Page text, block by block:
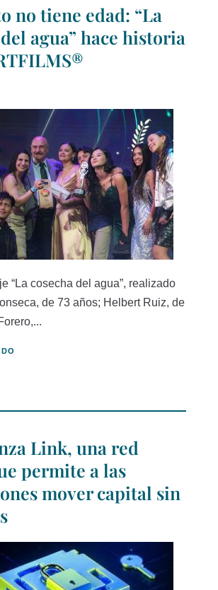
no tiene edad: “La
agua” hace historia
“La cosecha del agua”, realizado
de 73 años; Helbert Ruiz, de
Link, una red
permite a las
mover capital sin